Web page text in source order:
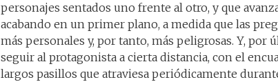
personajes sentados uno frente al otro, y que
acabando en un primer plano, a medida que las
más personales y, por tanto, más peligrosas. Y, por
seguir al protagonista a cierta distancia, con el
largos pasillos que atraviesa periódicamente